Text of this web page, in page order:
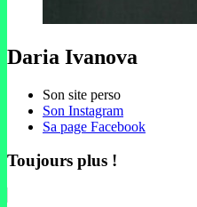
Daria Ivanova
Son site perso
Son Instagram
Sa page Facebook
Toujours plus !